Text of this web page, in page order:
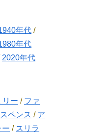
年代 /
年代
2020年代
リー / ファ
ペンス / ア
ー / スリラ